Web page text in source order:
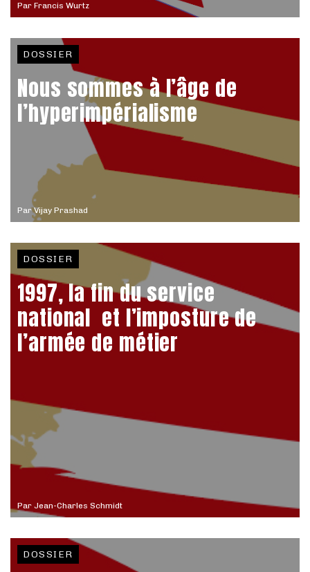
Par Francis Wurtz
ParVijay Prashad
DOSSIER
Nous sommes à l’âge de
l’hyperimpérialisme
Par Jean-Charles Schmidt
DOSSIER
1997, la fin du service
national et l’imposture de
l’armée de métier
DOSSIER